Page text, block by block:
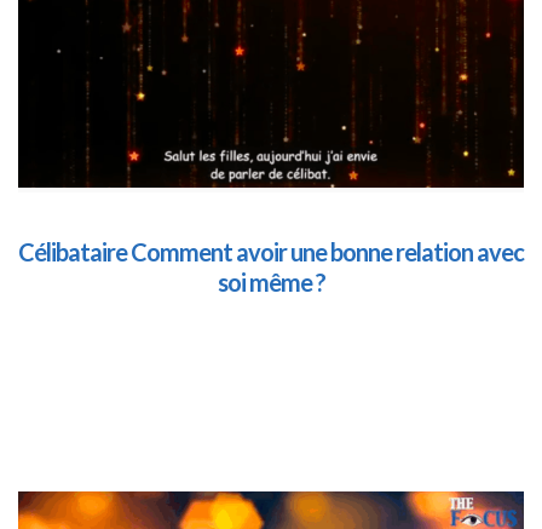
Célibataire Comment avoir une bonne relation avec
soi même ?